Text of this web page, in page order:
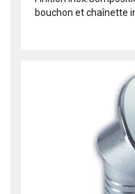
bouchon et chaînette